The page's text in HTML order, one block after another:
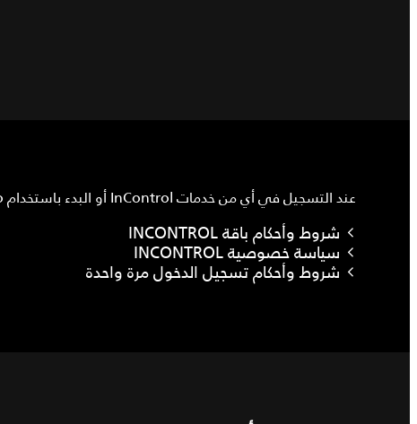
عند التسجيل في أي من خدمات InControl أو البدء باستخدام Touch Pro أو Pivi Pro أو تطبيقات InControl، ستتم مطالبتك بالموافقة على البنود القانونية والسياسات التي نتّبعها.
شروط وأحكام باقة INCONTROL
سياسة خصوصية INCONTROL
شروط وأحكام تسجيل الدخول مرة واحدة